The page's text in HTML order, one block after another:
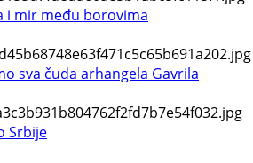
i mir među borovima
sva čuda arhangela Gavrila
Srbije